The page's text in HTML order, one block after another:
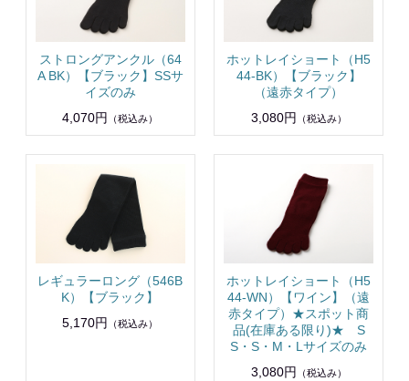
ストロングアンクル（64
A BK）【ブラック】SSサ
イズのみ
4,070円
（税込み）
ホットレイショート（H5
44-BK）【ブラック】
（遠赤タイプ）
3,080円
（税込み）
レギュラーロング（546B
K）【ブラック】
5,170円
（税込み）
ホットレイショート（H5
44-WN）【ワイン】（遠
赤タイプ）★スポット商
品(在庫ある限り)★ S
S・S・M・Lサイズのみ
3,080円
（税込み）